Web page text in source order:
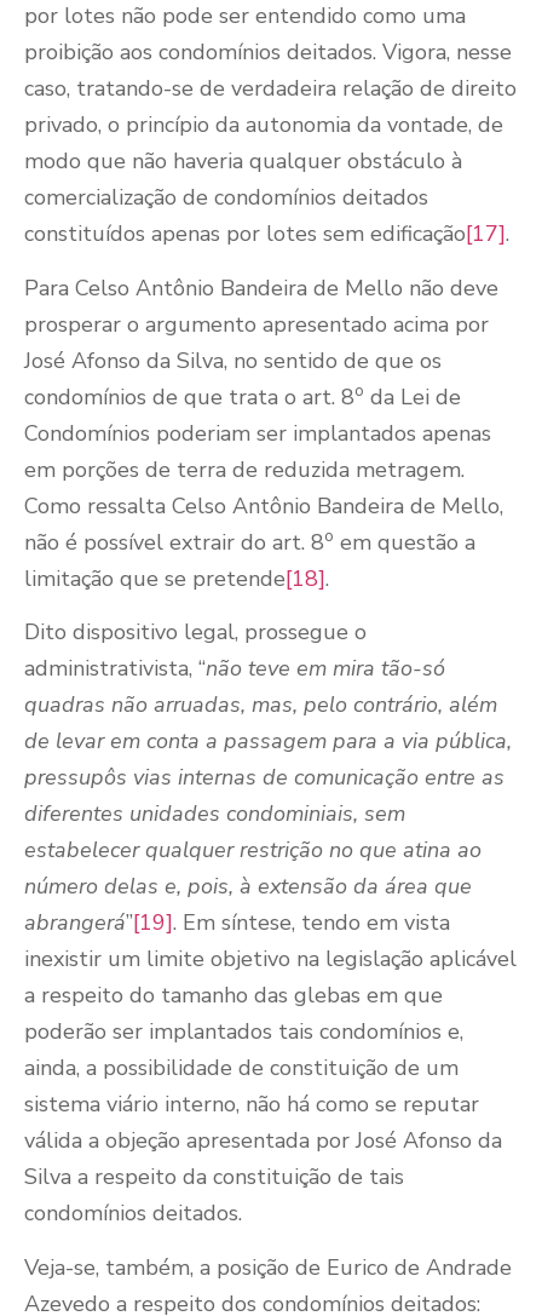
por lotes não pode ser entendido como uma
proibição aos condomínios deitados. Vigora, nesse
caso, tratando-se de verdadeira relação de direito
privado, o princípio da autonomia da vontade, de
modo que não haveria qualquer obstáculo à
comercialização de condomínios deitados
constituídos apenas por lotes sem edificação[17].
Para Celso Antônio Bandeira de Mello não deve
prosperar o argumento apresentado acima por
José Afonso da Silva, no sentido de que os
condomínios de que trata o art. 8o da Lei de
Condomínios poderiam ser implantados apenas
em porções de terra de reduzida metragem.
Como ressalta Celso Antônio Bandeira de Mello,
não é possível extrair do art. 8o em questão a
limitação que se pretende[18].
Dito dispositivo legal, prossegue o
administrativista, “não teve em mira tão-só
quadras não arruadas, mas, pelo contrário, além
de levar em conta a passagem para a via pública,
pressupôs vias internas de comunicação entre as
diferentes unidades condominiais, sem
estabelecer qualquer restrição no que atina ao
número delas e, pois, à extensão da área que
abrangerá”[19]. Em síntese, tendo em vista
inexistir um limite objetivo na legislação aplicável
a respeito do tamanho das glebas em que
poderão ser implantados tais condomínios e,
ainda, a possibilidade de constituição de um
sistema viário interno, não há como se reputar
válida a objeção apresentada por José Afonso da
Silva a respeito da constituição de tais
condomínios deitados.
Veja-se, também, a posição de Eurico de Andrade
Azevedo a respeito dos condomínios deitados: